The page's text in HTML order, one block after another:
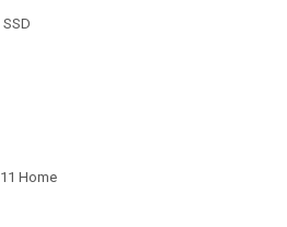
Home